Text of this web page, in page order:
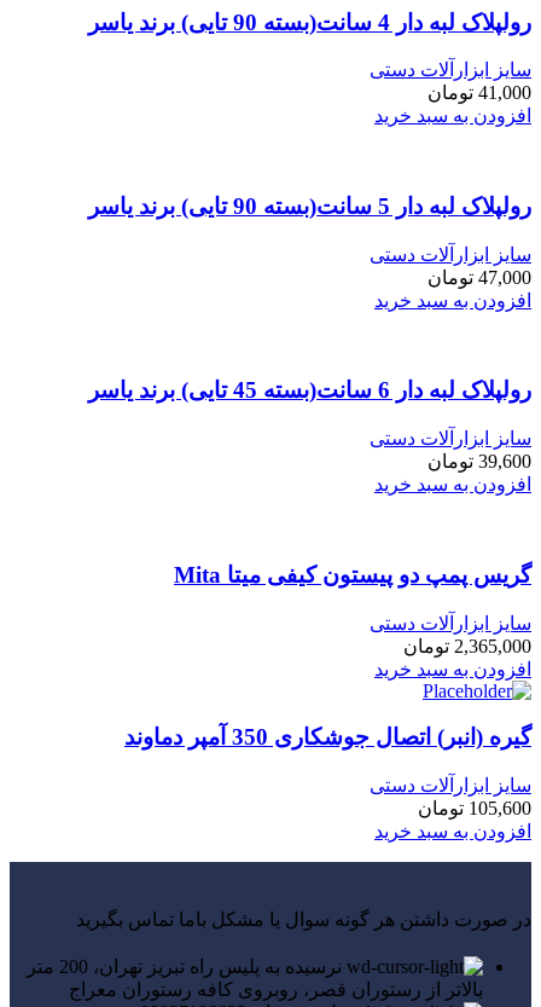
رولپلاک لبه دار 4 سانت(بسته 90 تایی) برند یاسر
سایز ابزارآلات دستی
41,000 تومان
افزودن به سبد خرید
رولپلاک لبه دار 5 سانت(بسته 90 تایی) برند یاسر
سایز ابزارآلات دستی
47,000 تومان
افزودن به سبد خرید
رولپلاک لبه دار 6 سانت(بسته 45 تایی) برند یاسر
سایز ابزارآلات دستی
39,600 تومان
افزودن به سبد خرید
گریس پمپ دو پیستون کیفی میتا Mita
سایز ابزارآلات دستی
2,365,000 تومان
افزودن به سبد خرید
گیره (انبر) اتصال جوشکاری 350 آمپر دماوند
سایز ابزارآلات دستی
105,600 تومان
افزودن به سبد خرید
در صورت داشتن هر گونه سوال یا مشکل باما تماس بگیرید
نرسیده به پلیس راه تبریز تهران، 200 متر
بالاتر از رستوران قصر، روبروی کافه رستوران معراج